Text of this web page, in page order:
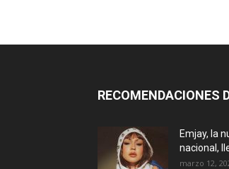
RECOMENDACIONES
Emjay, la
nacional,
marzo 12,